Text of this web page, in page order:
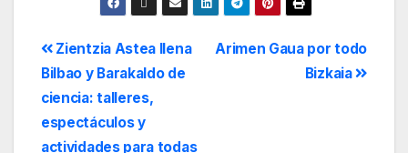
Arimen Gaua por todo
Bizkaia
Zientzia Astea llena
Bilbao y Barakaldo de
ciencia: talleres,
espectáculos y
actividades para todas